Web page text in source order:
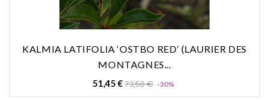
KALMIA LATIFOLIA ‘OSTBO RED’ (LAURIER DES
MONTAGNES...
51,45 € Prix
73,50 € -30%